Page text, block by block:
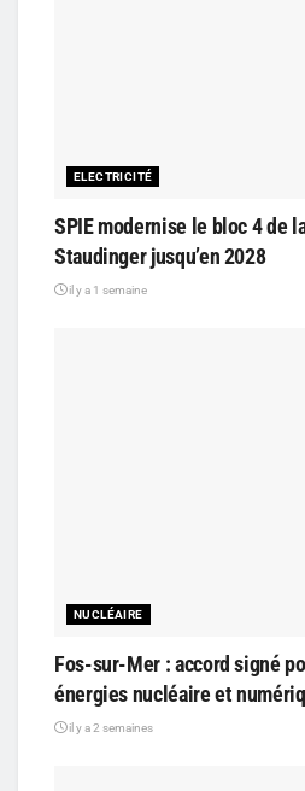
ELECTRICITÉ
SPIE modernise le bloc 4 de
Staudinger jusqu’en 2028
il y a 1 semaine
NUCLÉAIRE
Fos-sur-Mer : accord signé
énergies nucléaire et
il y a 2 semaines